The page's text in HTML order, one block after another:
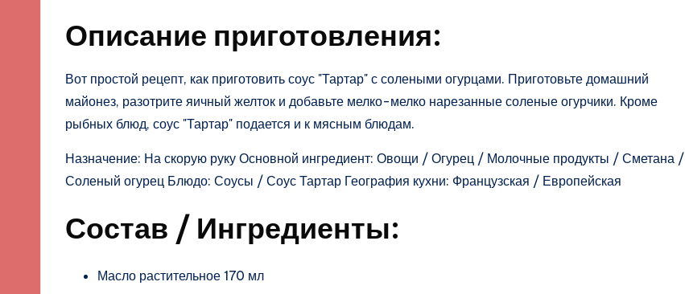
Описание приготовления:
Вот простой рецепт, как приготовить соус "Тартар" с солеными огурцами. Приготовьте домашний
майонез, разотрите яичный желток и добавьте мелко-мелко нарезанные соленые огурчики. Кроме
рыбных блюд, соус "Тартар" подается и к мясным блюдам.
Назначение: На скорую руку Основной ингредиент: Овощи / Огурец / Молочные продукты / Сметана /
Соленый огурец Блюдо: Соусы / Соус Тартар География кухни: Французская / Европейская
Состав / Ингредиенты:
Масло растительное 170 мл